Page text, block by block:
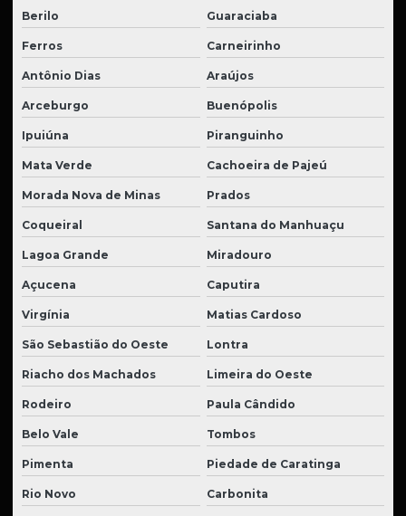
Berilo Guaraciaba
Ferros Carneirinho
Antônio Dias Araújos
Arceburgo Buenópolis
Ipuiúna Piranguinho
Mata Verde Cachoeira de Pajeú
Morada Nova de Minas Prados
Coqueiral Santana do Manhuaçu
Lagoa Grande Miradouro
Açucena Caputira
Virgínia Matias Cardoso
São Sebastião do Oeste Lontra
Riacho dos Machados Limeira do Oeste
Rodeiro Paula Cândido
Belo Vale Tombos
Pimenta Piedade de Caratinga
Rio Novo Carbonita